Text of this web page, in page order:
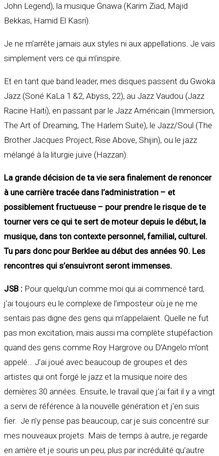
John Legend), la musique Gnawa (Karim Ziad, Majid
Bekkas, Hamid El Kasri).
Je ne m’arrête jamais aux styles ni aux appellations. Je vais
simplement vers ce qui m’inspire.
Et en tant que band leader, mes disques passent du Gwoka
Jazz (Soné KaLa 1 &2, Abyss, 22), au Jazz Vaudou (Jazz
Racine Haiti), en passant par le Jazz Américain (Immersion,
The Art of Dreaming, The Harlem Suite), le Jazz/Soul (The
Brother Jacques Project, Rise Above, Shijin), ou le jazz
mélangé à la liturgie juive (Hazzan).
La grande décision de ta vie sera finalement de renoncer
à une carrière tracée dans l’administration – et
possiblement fructueuse – pour prendre le risque de te
tourner vers ce qui te sert de moteur depuis le début, la
musique, dans ton contexte personnel, familial, culturel.
Tu pars donc pour Berklee au début des années 90. Les
rencontres qui s’ensuivront seront immenses.
JSB : Pour quelqu’un comme moi qui ai commencé tard,
j’ai toujours eu le complexe de l’imposteur où je ne me
sentais pas digne des gens qui m’appelaient. Quelle ne fut
pas mon excitation, mais aussi ma complète stupéfaction
quand des gens comme Roy Hargrove ou D’Angelo m’ont
appelé… J’ai joué avec beaucoup de groupes et des
artistes qui ont forgé le jazz et la musique noire des
dernières 30 années. Ensuite, le travail que j’ai fait il y a vingt
a servi de référence à la nouvelle génération et j’en suis
fier. Je n’y pense pas beaucoup, car je suis concentré sur
mes nouveaux projets. Mais de temps à autre, je regarde
en arrière et je souris un peu, plus par incrédulité qu’autre